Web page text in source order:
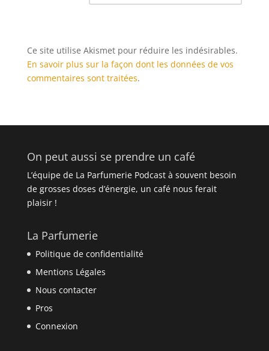
Ce site utilise Akismet pour réduire les indésirables.
En savoir plus sur la façon dont les données de vos
commentaires sont traitées.
On peut aussi se prendre un café
L’équipe de La Parfumerie Podcast à souvent besoin
de grosses doses d’énergie, un café nous ferait
plaisir !
La Parfumerie
Politique de confidentialité
Mentions Légales
Nous contacter
Pros
Connexion